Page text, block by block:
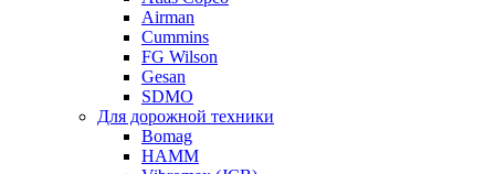
Airman
Cummins
FG Wilson
Gesan
SDMO
Для дорожной техники
Bomag
HAMM